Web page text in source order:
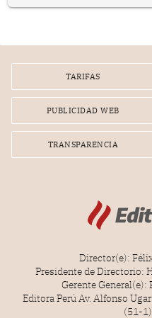
por la frustrada realización
TARIFAS
PUBLICIDAD WEB
TRANSPARENCIA
Director(e):
Presidente de Directorio:
Gerente General(e):
Editora Perú Av. Alfonso
(51-